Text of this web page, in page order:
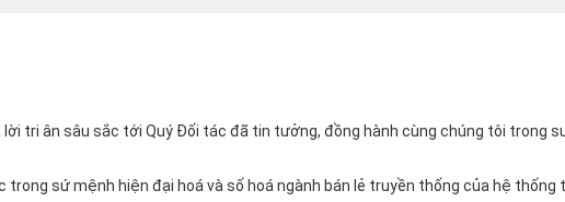
tri ân sâu sắc tới Quý Đối tác đã tin tưởng, đồng hành cùng chúng tôi trong
sứ mệnh hiện đại hoá và số hoá ngành bán lẻ truyền thống của hệ